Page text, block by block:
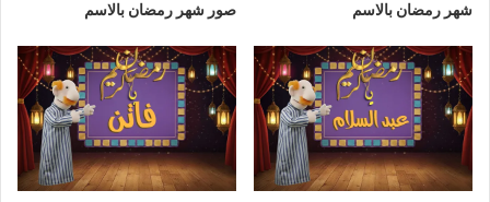
شهر رمضان بالاسم
صور شهر رمضان بالاسم